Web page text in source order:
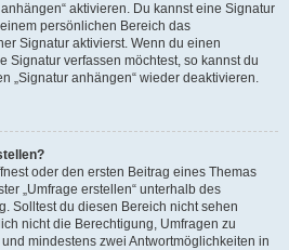
aktivieren. Du kannst eine Signatur
persönlichen Bereich das
Signatur aktivierst. Wenn du einen
Signatur verfassen möchtest, so kannst du
„Signatur anhängen“ wieder deaktivieren.
oder den ersten Beitrag eines Themas
„Umfrage erstellen“ unterhalb des
Solltest du diesen Bereich nicht sehen
nicht die Berechtigung, Umfragen zu
mindestens zwei Antwortmöglichkeiten in